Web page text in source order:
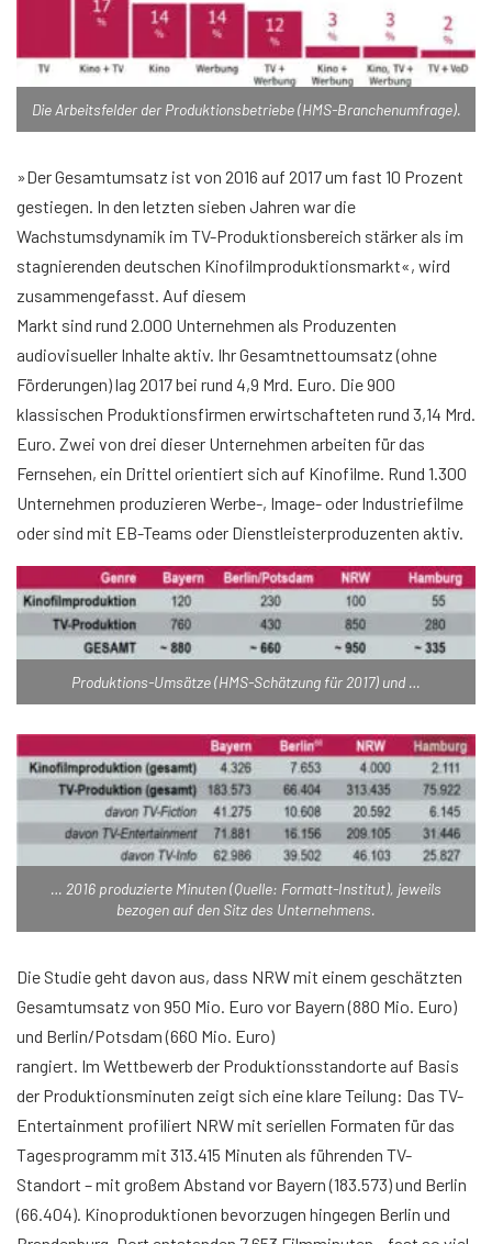
Die Arbeitsfelder der Produktionsbetriebe (HMS-Branchenumfrage).
»Der Gesamtumsatz ist von 2016 auf 2017 um fast 10 Prozent
gestiegen. In den letzten sieben Jahren war die
Wachstumsdynamik im TV-Produktionsbereich stärker als im
stagnierenden deutschen Kinofilmproduktionsmarkt«, wird
zusammengefasst. Auf diesem
Markt sind rund 2.000 Unternehmen als Produzenten
audiovisueller Inhalte aktiv. Ihr Gesamtnettoumsatz (ohne
Förderungen) lag 2017 bei rund 4,9 Mrd. Euro. Die 900
klassischen Produktionsfirmen erwirtschafteten rund 3,14 Mrd.
Euro. Zwei von drei dieser Unternehmen arbeiten für das
Fernsehen, ein Drittel orientiert sich auf Kinofilme. Rund 1.300
Unternehmen produzieren Werbe-, Image- oder Industriefilme
oder sind mit EB-Teams oder Dienstleisterproduzenten aktiv.
Produktions-Umsätze (HMS-Schätzung für 2017) und …
… 2016 produzierte Minuten (Quelle: Formatt-Institut), jeweils
bezogen auf den Sitz des Unternehmens.
Die Studie geht davon aus, dass NRW mit einem geschätzten
Gesamtumsatz von 950 Mio. Euro vor Bayern (880 Mio. Euro)
und Berlin/Potsdam (660 Mio. Euro)
rangiert. Im Wettbewerb der Produktionsstandorte auf Basis
der Produktionsminuten zeigt sich eine klare Teilung: Das TV-
Entertainment profiliert NRW mit seriellen Formaten für das
Tagesprogramm mit 313.415 Minuten als führenden TV-
Standort – mit großem Abstand vor Bayern (183.573) und Berlin
(66.404). Kinoproduktionen bevorzugen hingegen Berlin und